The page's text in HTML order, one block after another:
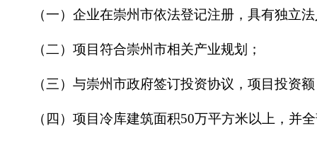
（一）企业在崇州市依法登记注册，具有独立法
（二）项目符合崇州市相关产业规划；
（三）与崇州市政府签订投资协议，项目投资额
（四）项目冷库建筑面积50万平方米以上，并